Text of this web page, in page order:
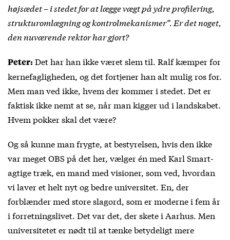
højsædet – i stedet for at lægge vægt på ydre profilering,
strukturomlægning og kontrolmekanismer”. Er det noget,
den nuværende rektor har gjort?
Peter:Det har han ikke været slem til. Ralf kæmper for
kernefagligheden, og det fortjener han alt mulig ros for.
Men man ved ikke, hvem der kommer i stedet. Det er
faktisk ikke nemt at se, når man kigger ud i landskabet.
Hvem pokker skal det være?
Og så kunne man frygte, at bestyrelsen, hvis den ikke
var meget OBS på det her, vælger én med Karl Smart-
agtige træk, en mand med visioner, som ved, hvordan
vi laver et helt nyt og bedre universitet. En, der
forblænder med store slagord, som er moderne i fem år
i forretningslivet. Det var det, der skete i Aarhus. Men
universitetet er nødt til at tænke betydeligt mere